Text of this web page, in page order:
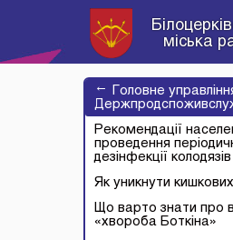
міська
→
Головне
Рекомендації
проведення
дезінфекції колодязів
Як уникнути
Що варто знати про
«хвороба Боткіна»